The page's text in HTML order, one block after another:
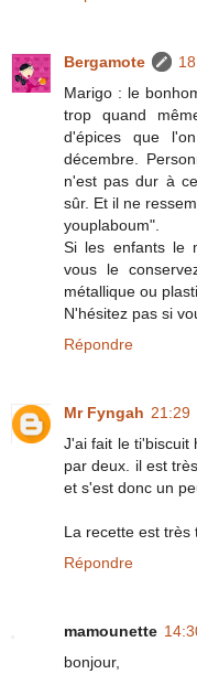
Bergamote
Marigo : le
trop quand
d'épices que
décembre.
n'est pas dur à
sûr. Et il ne
youplaboum".
Si les enfants le
vous le
métallique ou
N'hésitez pas si
Répondre
Mr Fyngah 21:29
J'ai fait le ti'biscuit
par deux. il est
et s'est donc un
La recette est très
Répondre
mamounette
bonjour,